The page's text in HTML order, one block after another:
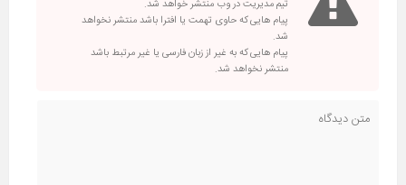
تیم مدیریت در وب منتشر خواهد شد.
پیام هایی که حاوی تهمت یا افترا باشد منتشر نخواهد
شد.
پیام هایی که به غیر از زبان فارسی یا غیر مرتبط باشد
منتشر نخواهد شد.